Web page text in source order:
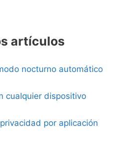
artículos
nocturno automático
cualquier dispositivo
por aplicación